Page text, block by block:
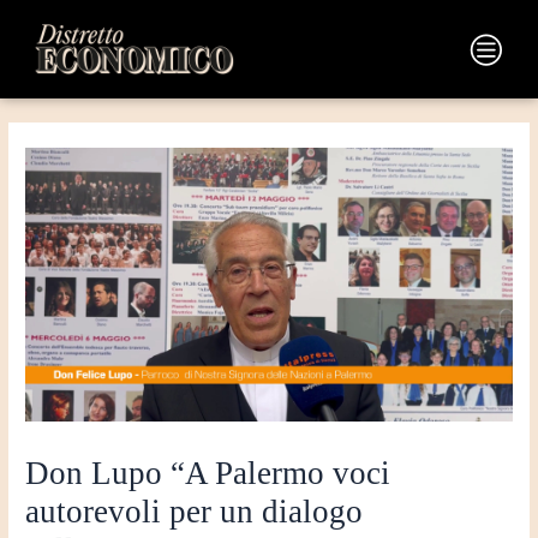
contenuto
Main
Menu
Don Lupo “A Palermo voci
autorevoli per un dialogo
articoli